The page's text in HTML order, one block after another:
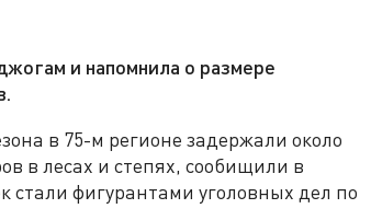
и напомнила о размере
в 75-м регионе задержали около
в лесах и степях, сообищили в
стали фигурантами уголовных дел по